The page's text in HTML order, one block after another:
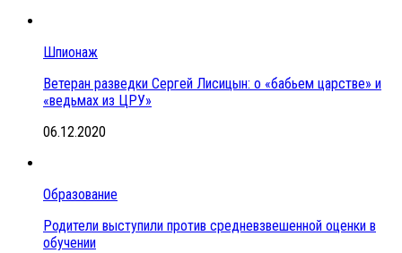
Шпионаж
Ветеран разведки Сергей Лисицын: о «бабьем царстве» и
«ведьмах из ЦРУ»
06.12.2020
Образование
Родители выступили против средневзвешенной оценки в
обучении